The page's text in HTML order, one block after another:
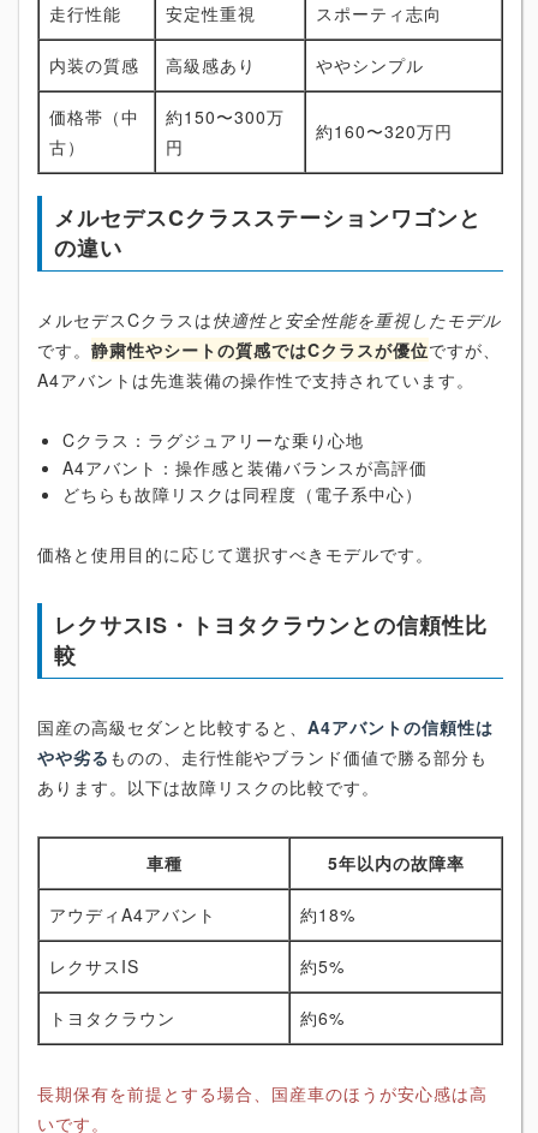
走行性能 安定性重視 スポーティ志向
内装の質感 高級感あり ややシンプル
価格帯（中
古）
約150〜300万
円
約160〜320万円
メルセデスCクラスステーションワゴンと
の違い
メルセデスCクラスは快適性と安全性能を重視したモデル
です。 静粛性やシートの質感ではCクラスが優位ですが、
A4アバントは先進装備の操作性で支持されています。
Cクラス：ラグジュアリーな乗り心地
A4アバント：操作感と装備バランスが高評価
どちらも故障リスクは同程度（電子系中心）
価格と使用目的に応じて選択すべきモデルです。
レクサスIS・トヨタクラウンとの信頼性比
較
国産の高級セダンと比較すると、 A4アバントの信頼性は
やや劣る ものの、走行性能やブランド価値で勝る部分も
あります。以下は故障リスクの比較です。
車種 5年以内の故障率
アウディA4アバント 約18%
レクサスIS 約5%
トヨタクラウン 約6%
長期保有を前提とする場合、国産車のほうが安心感は高
いです。